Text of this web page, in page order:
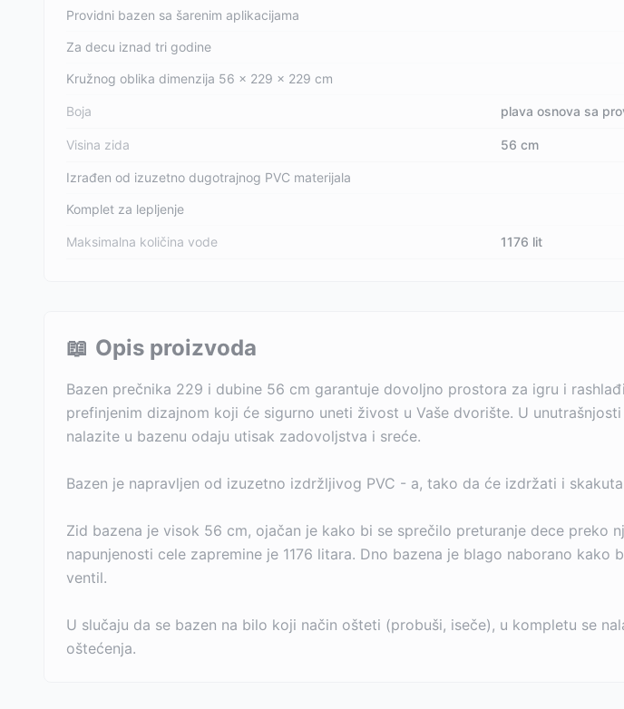
Providni bazen sa šarenim aplikacijama
Za decu iznad tri godine
Kružnog oblika dimenzija 56 x 229 x 229 cm
Boja plava osnova sa
Visina zida 56 cm
Izrađen od izuzetno dugotrajnog PVC materijala
Komplet za lepljenje
Maksimalna količina vode 1176 lit
📖 Opis proizvoda
Bazen prečnika 229 i dubine 56 cm garantuje dovoljno prostora za igru i
prefinjenim dizajnom koji će sigurno uneti živost u Vaše dvorište. U
nalazite u bazenu odaju utisak zadovoljstva i sreće.
Bazen je napravljen od izuzetno izdržljivog PVC - a, tako da će izdržati i
Zid bazena je visok 56 cm, ojačan je kako bi se sprečilo preturanje dece preko
napunjenosti cele zapremine je 1176 litara. Dno bazena je blago naborano
ventil.
U slučaju da se bazen na bilo koji način ošteti (probuši, iseče), u kompletu se
oštećenja.